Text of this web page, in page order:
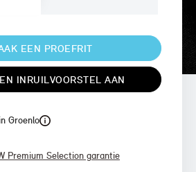
EEN PROEFRIT
INRUILVOORSTEL AAN
Groenlo
Premium Selection garantie